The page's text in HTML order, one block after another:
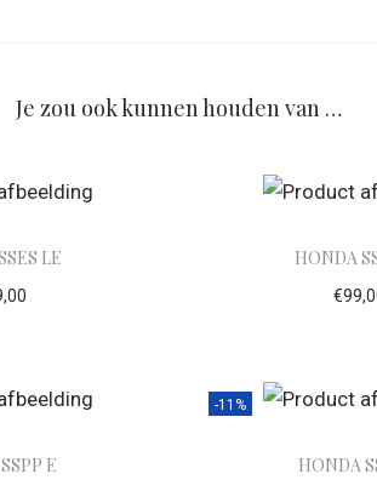
Je zou ook kunnen houden van …
LE HONDA
€
E
-11%
HONDA